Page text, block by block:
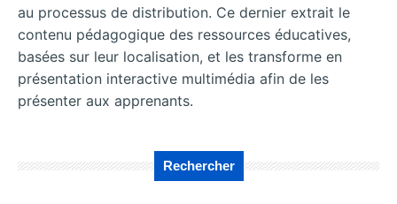
au processus de distribution. Ce dernier extrait le
contenu pédagogique des ressources éducatives,
basées sur leur localisation, et les transforme en
présentation interactive multimédia afin de les
présenter aux apprenants.
Rechercher